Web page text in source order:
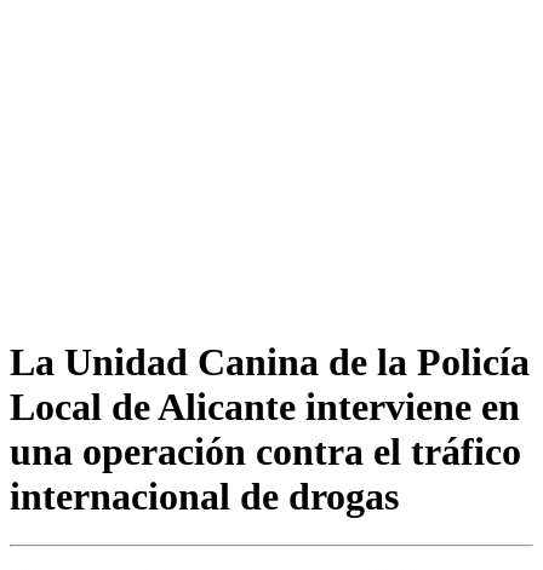
La Unidad Canina de la Policía
Local de Alicante interviene en
una operación contra el tráfico
internacional de drogas